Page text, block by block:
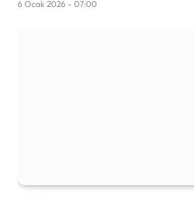
6 Ocak 2026 - 07:00